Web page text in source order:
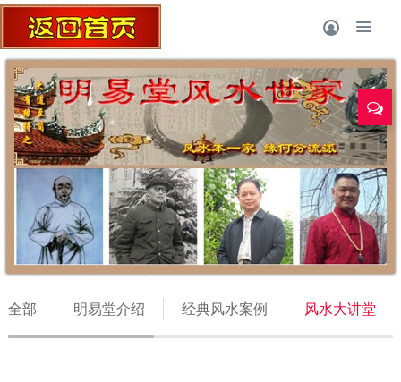
全部 明易堂介绍 经典风水案例 风水大讲堂